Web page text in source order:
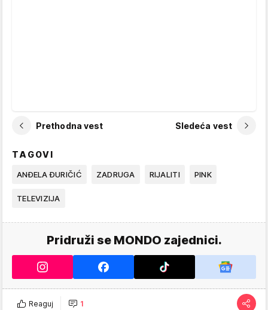
Prethodna vest Sledeća vest
TAGOVI
ANĐELA ĐURIČIĆ ZADRUGA RIJALITI PINK
TELEVIZIJA
Pridruži se MONDO zajednici.
Reaguj 1